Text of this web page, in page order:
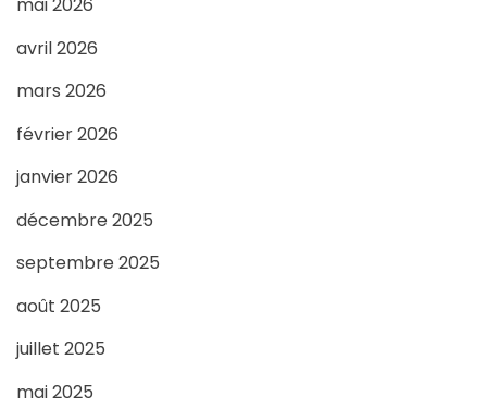
mai 2026
avril 2026
mars 2026
février 2026
janvier 2026
décembre 2025
septembre 2025
août 2025
juillet 2025
mai 2025